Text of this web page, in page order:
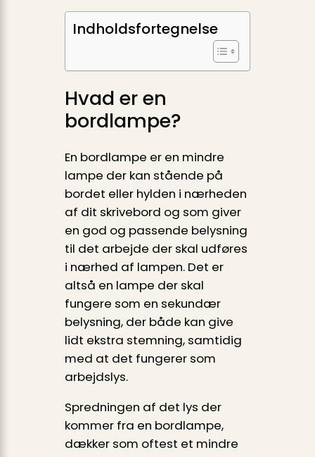
Indholdsfortegnelse
Hvad er en
bordlampe?
En bordlampe er en mindre
lampe der kan stående på
bordet eller hylden i nærheden
af dit skrivebord og som giver
en god og passende belysning
til det arbejde der skal udføres
i nærhed af lampen. Det er
altså en lampe der skal
fungere som en sekundær
belysning, der både kan give
lidt ekstra stemning, samtidig
med at det fungerer som
arbejdslys.
Spredningen af det lys der
kommer fra en bordlampe,
dækker som oftest et mindre